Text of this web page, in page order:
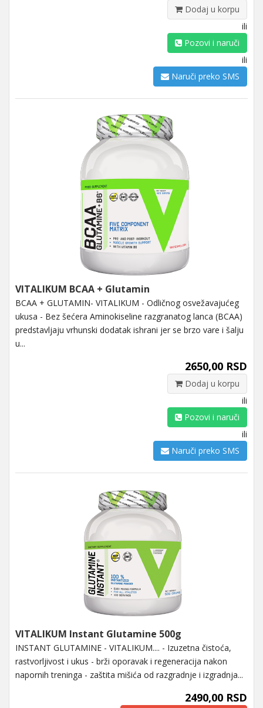
Dodaj u korpu
ili
Pozovi i naruči
ili
Naruči preko SMS
VITALIKUM BCAA + Glutamin
BCAA + GLUTAMIN- VITALIKUM - Odličnog osvežavajućeg
ukusa - Bez šećera Aminokiseline razgranatog lanca (BCAA)
predstavljaju vrhunski dodatak ishrani jer se brzo vare i šalju
u...
2650,00 RSD
Dodaj u korpu
ili
Pozovi i naruči
ili
Naruči preko SMS
VITALIKUM Instant Glutamine 500g
INSTANT GLUTAMINE - VITALIKUM.... - Izuzetna čistoća,
rastvorljivost i ukus - brži oporavak i regeneracija nakon
napornih treninga - zaštita mišića od razgradnje i izgradnja...
2490,00 RSD